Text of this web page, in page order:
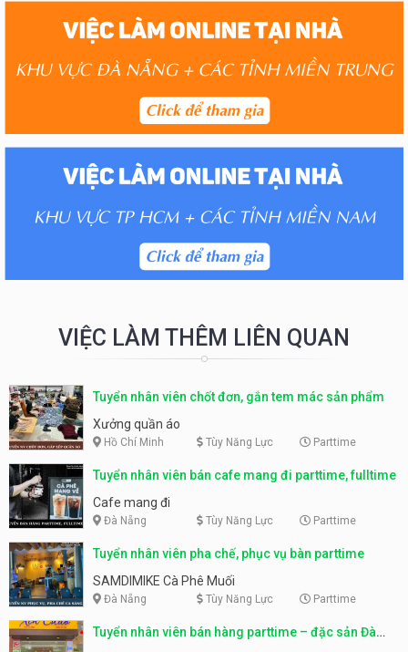
VIỆC LÀM THÊM LIÊN QUAN
Tuyển nhân viên chốt đơn, gắn tem mác sản phẩm
Xưởng quần áo
Hồ Chí Minh Tùy Năng Lực Parttime
Tuyển nhân viên bán cafe mang đi parttime, fulltime
Cafe mang đi
Đà Nẵng Tùy Năng Lực Parttime
Tuyển nhân viên pha chế, phục vụ bàn parttime
SAMDIMIKE Cà Phê Muối
Đà Nẵng Tùy Năng Lực Parttime
Tuyển nhân viên bán hàng parttime – đặc sản Đà